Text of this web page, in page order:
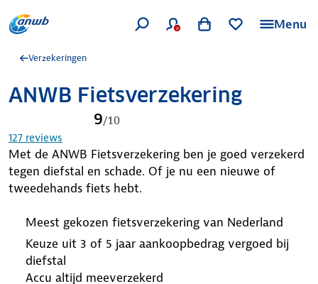
Menu
Verzekeringen
ANWB Fietsverzekering
9/10
127 reviews
Met de ANWB Fietsverzekering ben je goed verzekerd
tegen diefstal en schade. Of je nu een nieuwe of
tweedehands fiets hebt.
Meest gekozen fietsverzekering van Nederland
Keuze uit 3 of 5 jaar aankoopbedrag vergoed bij
diefstal
Accu altijd meeverzekerd